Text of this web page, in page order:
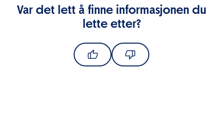
Var det lett å finne informasjonen du
lette etter?